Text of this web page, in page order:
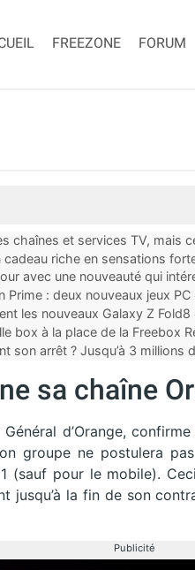
FREEZONE FORUM
chaînes et services TV, mais
riche en sensations
avec une nouveauté qui
Prime : deux nouveaux jeux
les nouveaux Galaxy Z
box à la place de la Freebox
son arrêt ? Jusqu’à 3 millions
sa chaîne
d’Orange,
groupe ne postulera
(sauf pour le mobile).
jusqu’à la fin de son
Publicité